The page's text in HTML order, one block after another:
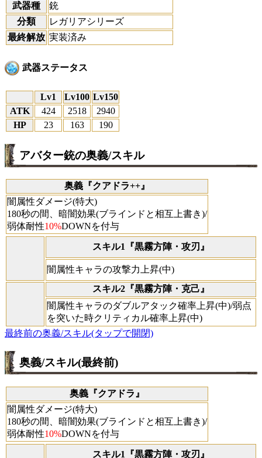
武器種
銃
分類
レガリアシリーズ
最終解放 実装済み
武器ステータス
Lv1 Lv100 Lv150
ATK
424 2518
2940
HP
23 163 190
アバター銃の奥義/スキル
奥義『クアドラ++』
闇属性ダメージ(特大)
180秒の間、暗闇効果(ブラインドと相互上書き)/
弱体耐性10%DOWNを付与
スキル1『黒霧方陣・攻刃』
闇属性キャラの攻撃力上昇(中)
スキル2『黒霧方陣・克己』
闇属性キャラのダブルアタック確率上昇(中)/弱点
を突いた時クリティカル確率上昇(中)
最終前の奥義/スキル(タップで開閉)
奥義/スキル(最終前)
奥義『クアドラ』
闇属性ダメージ(特大)
180秒の間、暗闇効果(ブラインドと相互上書き)/
弱体耐性10%DOWNを付与
スキル1『黒霧方陣・攻刃』